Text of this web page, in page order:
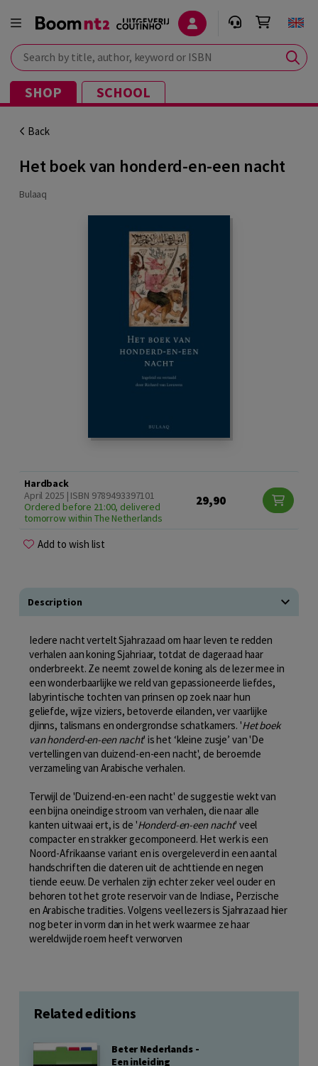
Search by title, author, keyword or ISBN
SHOP SCHOOL
Back
Het boek van honderd-en-een nacht
Bulaaq
Hardback
April 2025 | ISBN 9789493397101
Ordered before 21:00, delivered
tomorrow within The Netherlands
29,90
Add to wish list
Description
Iedere nacht vertelt Sjahrazaad om haar leven te redden
verhalen aan koning Sjahriaar, totdat de dageraad haar
onderbreekt. Ze neemt zowel de koning als de lezer mee in
een wonderbaarlijke we reld van gepassioneerde liefdes,
labyrintische tochten van prinsen op zoek naar hun
geliefde, wijze viziers, betoverde eilanden, ver vaarlijke
djinns, talismans en ondergrondse schatkamers. 'Het boek
van honderd-en-een nacht' is het ‘kleine zusje’ van 'De
vertellingen van duizend-en-een nacht', de beroemde
verzameling van Arabische verhalen.
Terwijl de 'Duizend-en-een nacht' de suggestie wekt van
een bijna oneindige stroom van verhalen, die naar alle
kanten uitwaai ert, is de 'Honderd-en-een nacht' veel
compacter en strakker gecomponeerd. Het werk is een
Noord-Afrikaanse variant en is overgeleverd in een aantal
handschriften die dateren uit de achttiende en negen
tiende eeuw. De verhalen zijn echter zeker veel ouder en
behoren tot het grote reservoir van de Indiase, Perzische
en Arabische tradities. Volgens veel lezers is Sjahrazaad hier
nog beter in vorm dan in het werk waarmee ze haar
wereldwijde roem heeft verworven
Related editions
Beter Nederlands -
Een inleiding